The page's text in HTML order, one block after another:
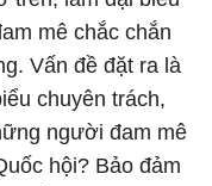
mê chắc chắn
Vấn đề đặt ra là
chuyên trách,
người đam mê
hội? Bảo đảm